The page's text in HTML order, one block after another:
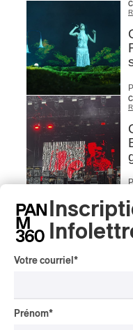
Votre courriel *
Prénom*